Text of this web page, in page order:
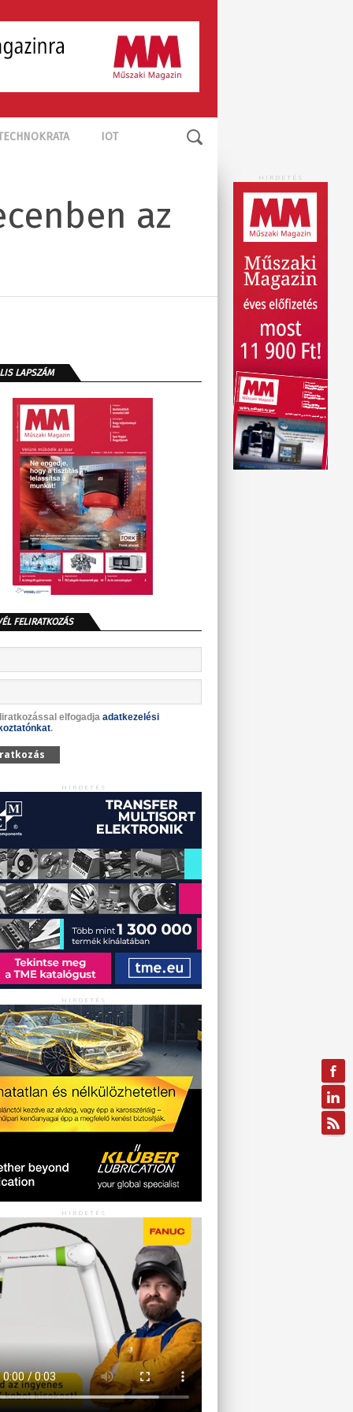
IOT
HIRDETÉS
az
LAPSZÁM
FELIRATKOZÁS
elfogadja adatkezelési
.
HIRDETÉS
HIRDETÉS
HIRDETÉS